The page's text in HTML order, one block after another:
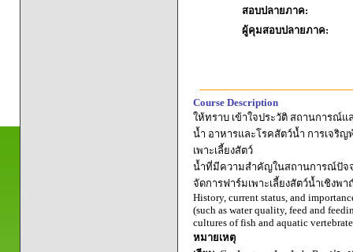
สอบปลายภาค:
ผู้คุมสอบปลายภาค:
Course Description
ให้ทราบ เข้าใจประวัติ สถานการณ์
น้ำ อาหารและโรคสัตว์น้ำ การเจริญ
เพาะเลี้ยงสัตว์
น้ำที่มีความสำคัญในสถานการณ์ปัจจุ
จัดการฟาร์มเพาะเลี้ยงสัตว์น้ำเชิง
History, current status, and
(such as water quality, feed and
cultures of fish and aquatic
หมายเหตุ